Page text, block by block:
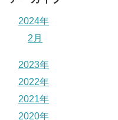
2024年
2月
2023年
2022年
2021年
2020年